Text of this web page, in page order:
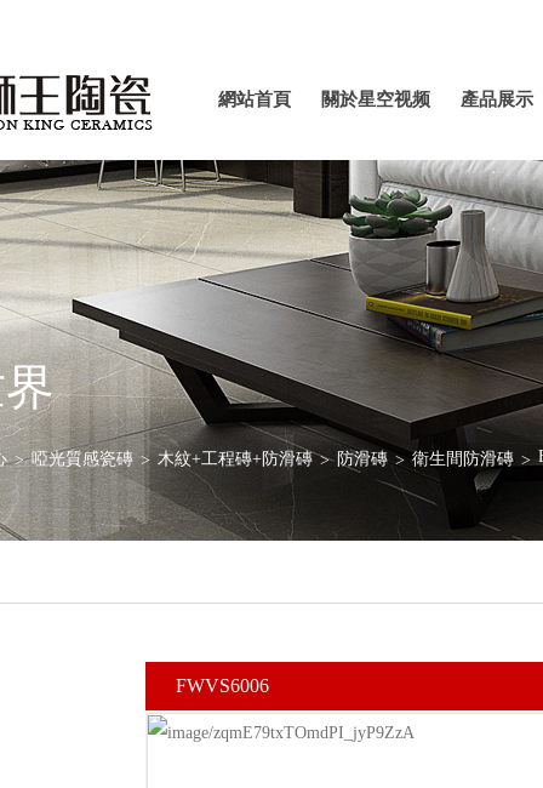
APP官
方下载
最新版
網站首頁 關於星空视频
APP官方下载
最新版
產品展示
> 啞光質感瓷磚 > 木紋+工程磚+防滑磚 > 防滑磚 > 衛生間防滑磚 >
FWVS6006